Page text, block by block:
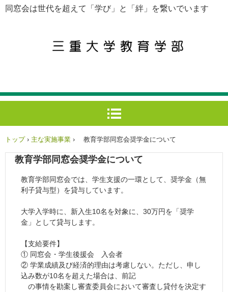
同窓会は世代を超えて「学び」と「絆」を繋いでいます
トップ › 主な実施事業 › 教育学部同窓会奨学金について
教育学部同窓会奨学金について
教育学部同窓会では、学生支援の一環として、奨学金（無
利子貸与型）を貸与しています。
大学入学時に、新入生10名を対象に、30万円を「奨学
金」として貸与します。
【支給要件】
① 同窓会・学生後援会 入会者
② 学業成績及び経済的理由は考慮しない。ただし、申し
込み数が10名を超えた場合は、前記
の事情を勘案し審査委員会において審査し貸付を決定す